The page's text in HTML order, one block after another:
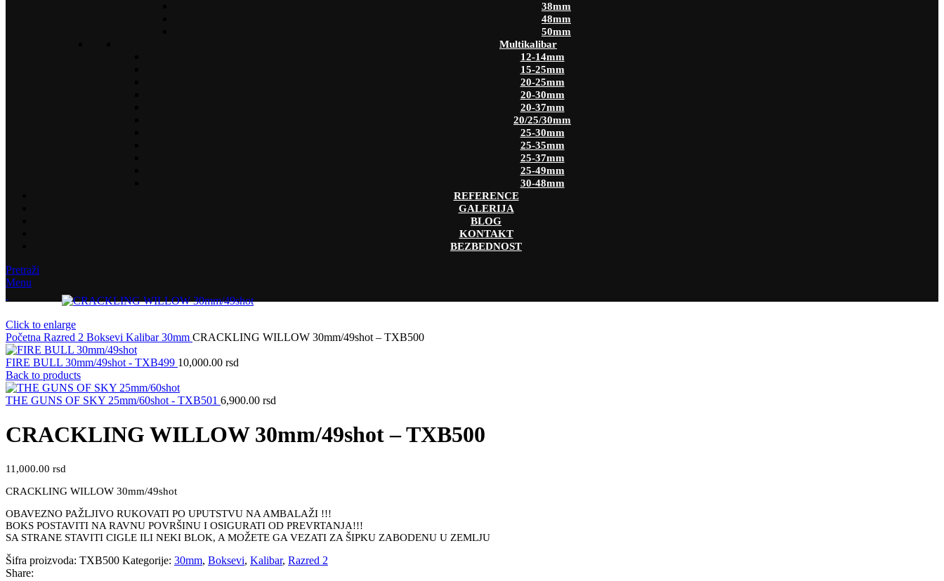
38mm
48mm
50mm
Multikalibar
12-14mm
15-25mm
20-25mm
20-30mm
20-37mm
20/25/30mm
25-30mm
25-35mm
25-37mm
25-49mm
30-48mm
REFERENCE
GALERIJA
BLOG
KONTAKT
BEZBEDNOST
Pretraži
Menu
Click to enlarge
Početna Razred 2 Boksevi Kalibar30mm CRACKLING WILLOW 30mm/49shot – TXB500
FIRE BULL 30mm/49shot - TXB499 10,000.00 rsd
Back to products
THE GUNS OF SKY 25mm/60shot - TXB501 6,900.00 rsd
CRACKLING WILLOW 30mm/49shot – TXB500
11,000.00 rsd
CRACKLING WILLOW 30mm/49shot
OBAVEZNO PAŽLJIVO RUKOVATI PO UPUTSTVU NA AMBALAŽI !!!
BOKS POSTAVITI NA RAVNU POVRŠINU I OSIGURATI OD PREVRTANJA!!!
SA STRANE STAVITI CIGLE ILI NEKI BLOK, A MOŽETE GA VEZATI ZA ŠIPKU ZABODENU U ZEMLJU
Šifra proizvoda: TXB500 Kategorije: 30mm, Boksevi, Kalibar, Razred 2
Share: